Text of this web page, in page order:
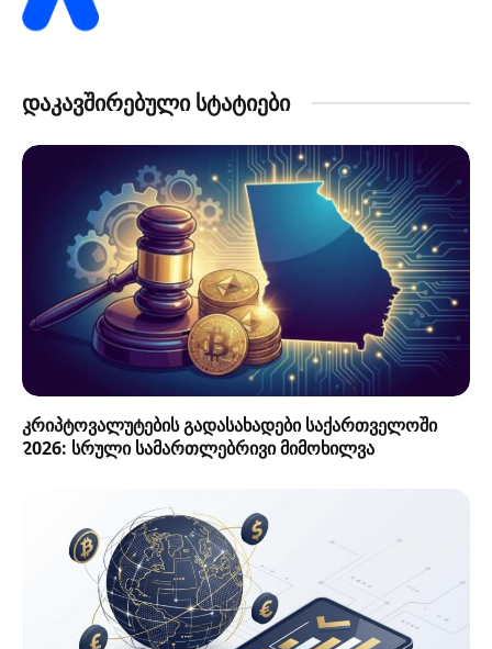
დაკავშირებული სტატიები
კრიპტოვალუტების გადასახადები საქართველოში
2026: სრული სამართლებრივი მიმოხილვა